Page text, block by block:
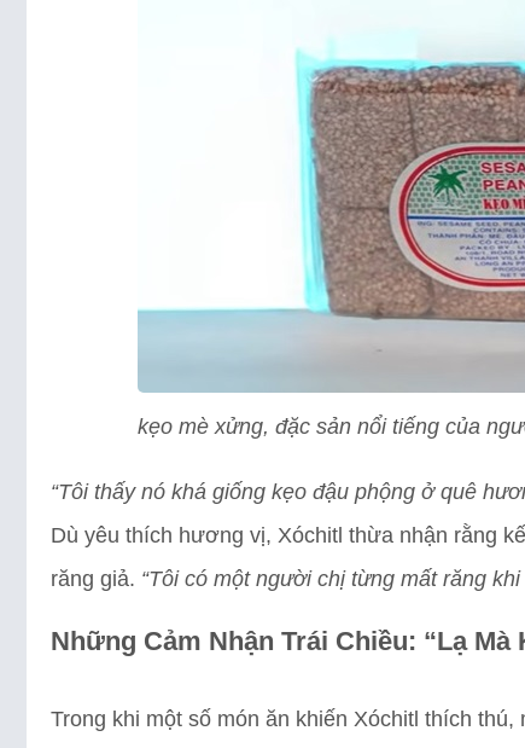
kẹo mè xửng, đặc sản nổi tiếng của
“Tôi thấy nó khá giống kẹo đậu phộng ở quê
Dù yêu thích hương vị, Xóchitl thừa nhận rằng
răng giả. “Tôi có một người chị từng mất răng
Những Cảm Nhận Trái Chiều: “Lạ Mà
Trong khi một số món ăn khiến Xóchitl thích